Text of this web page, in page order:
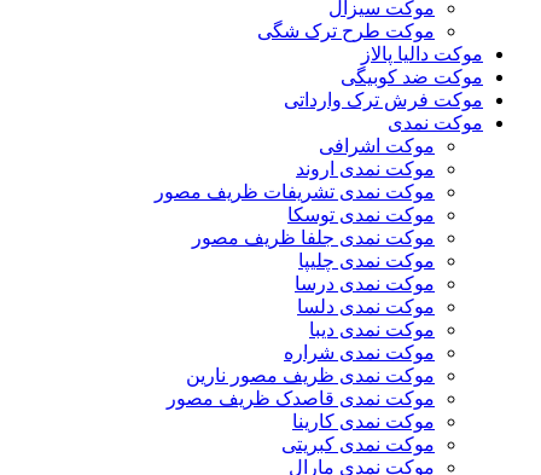
موکت سیزال
موکت طرح ترک شگی
موکت دالیا پالاز
موکت ضد کوبیگی
موکت فرش ترک وارداتی
موکت نمدی
موکت اشرافی
موکت نمدی اروند
موکت نمدی تشریفات ظریف مصور
موکت نمدی توسکا
موکت نمدی جلفا ظریف مصور
موکت نمدی چلیپا
موکت نمدی درسا
موکت نمدی دلسا
موکت نمدی دیبا
موکت نمدی شراره
موکت نمدی ظریف مصور نارین
موکت نمدی قاصدک ظریف مصور
موکت نمدی کارینا
موکت نمدی کبریتی
موکت نمدی مارال